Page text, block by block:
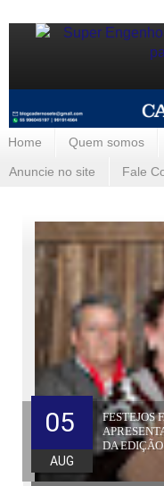
Home Quem somos
Anuncie no site Fale
FESTEJOS
DA
05
AUG